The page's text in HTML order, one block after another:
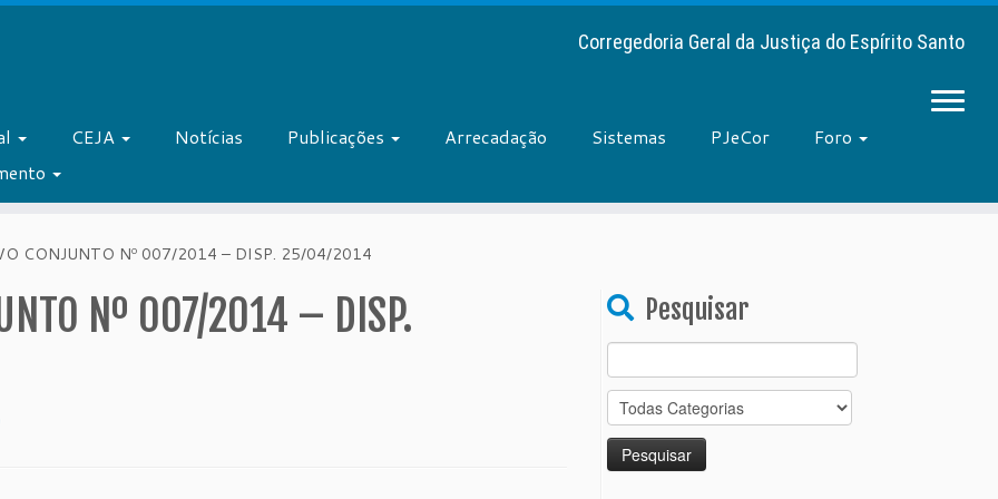
Corregedoria Geral da Justiça do Espírito Santo
CEJA Notícias Publicações Arrecadação Sistemas PJeCor
Foro
CONJUNTO Nº 007/2014 – DISP. 25/04/2014
Nº 007/2014 – DISP.
Pesquisar
for: